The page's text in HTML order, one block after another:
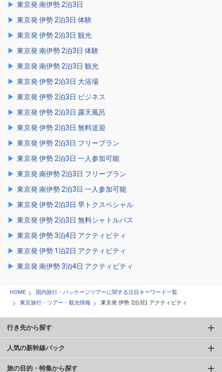
東京発 南伊勢 2泊3日
東京発 伊勢 2泊3日 体験
東京発 伊勢 2泊3日 観光
東京発 南伊勢 2泊3日 体験
東京発 南伊勢 2泊3日 観光
東京発 伊勢 2泊3日 大浴場
東京発 伊勢 2泊3日 ビジネス
東京発 伊勢 2泊3日 露天風呂
東京発 伊勢 2泊3日 無料送迎
東京発 伊勢 2泊3日 フリープラン
東京発 伊勢 2泊3日 一人参加可能
東京発 南伊勢 2泊3日 フリープラン
東京発 南伊勢 2泊3日 一人参加可能
東京発 伊勢 2泊3日 早トクスペシャル
東京発 伊勢 2泊3日 無料シャトルバス
東京発 伊勢 3泊4日 アクティビティ
東京発 伊勢 1泊2日 アクティビティ
東京発 南伊勢 3泊4日 アクティビティ
HOME
国内旅行・パッケージツアーに関する注目キーワード一覧
東京旅行・ツアー・観光情報
東京発 伊勢 2泊3日 アクティビティ
行き先から探す
人気の新幹線パック
旅の目的・特集から探す